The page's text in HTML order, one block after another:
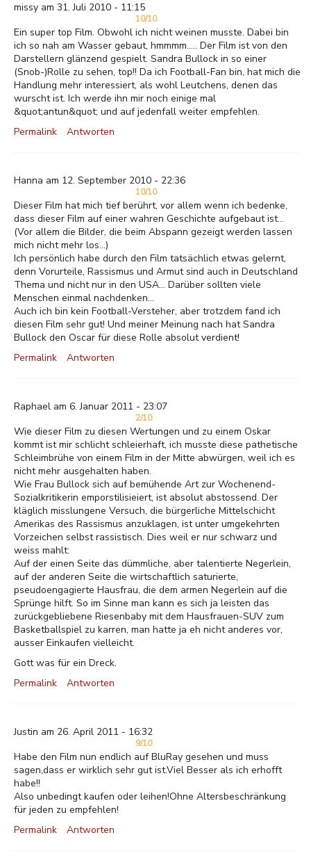
missy am 31. Juli 2010 - 11:15
10/10
Ein super top Film. Obwohl ich nicht weinen musste. Dabei bin
ich so nah am Wasser gebaut, hmmmm..... Der Film ist von den
Darstellern glänzend gespielt. Sandra Bullock in so einer
(Snob-)Rolle zu sehen, top!! Da ich Football-Fan bin, hat mich die
Handlung mehr interessiert, als wohl Leutchens, denen das
wurscht ist. Ich werde ihn mir noch einige mal
&quot;antun&quot; und auf jedenfall weiter empfehlen.
Permalink
Antworten
Hanna am 12. September 2010 - 22:36
10/10
Dieser Film hat mich tief berührt, vor allem wenn ich bedenke,
dass dieser Film auf einer wahren Geschichte aufgebaut ist...
(Vor allem die Bilder, die beim Abspann gezeigt werden lassen
mich nicht mehr los...)
Ich persönlich habe durch den Film tatsächlich etwas gelernt,
denn Vorurteile, Rassismus und Armut sind auch in Deutschland
Thema und nicht nur in den USA... Darüber sollten viele
Menschen einmal nachdenken...
Auch ich bin kein Football-Versteher, aber trotzdem fand ich
diesen Film sehr gut! Und meiner Meinung nach hat Sandra
Bullock den Oscar für diese Rolle absolut verdient!
Permalink
Antworten
Raphael am 6. Januar 2011 - 23:07
2/10
Wie dieser Film zu diesen Wertungen und zu einem Oskar
kommt ist mir schlicht schleierhaft, ich musste diese pathetische
Schleimbrühe von einem Film in der Mitte abwürgen, weil ich es
nicht mehr ausgehalten haben.
Wie Frau Bullock sich auf bemühende Art zur Wochenend-
Sozialkritikerin emporstilisieiert, ist absolut abstossend. Der
kläglich misslungene Versuch, die bürgerliche Mittelschicht
Amerikas des Rassismus anzuklagen, ist unter umgekehrten
Vorzeichen selbst rassistisch. Dies weil er nur schwarz und
weiss mahlt:
Auf der einen Seite das dümmliche, aber talentierte Negerlein,
auf der anderen Seite die wirtschaftlich saturierte,
pseudoengagierte Hausfrau, die dem armen Negerlein auf die
Sprünge hilft. So im Sinne man kann es sich ja leisten das
zurückgebliebene Riesenbaby mit dem Hausfrauen-SUV zum
Basketballspiel zu karren, man hatte ja eh nicht anderes vor,
ausser Einkaufen vielleicht.
Gott was für ein Dreck.
Permalink
Antworten
Justin am 26. April 2011 - 16:32
9/10
Habe den Film nun endlich auf BluRay gesehen und muss
sagen,dass er wirklich sehr gut ist.Viel Besser als ich erhofft
habe!!
Also unbedingt kaufen oder leihen!Ohne Altersbeschränkung
für jeden zu empfehlen!
Permalink
Antworten